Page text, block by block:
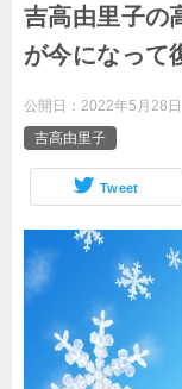
吉高由里子の
が今になって
公開日： 2022年5月28日
吉高由里子
Tweet